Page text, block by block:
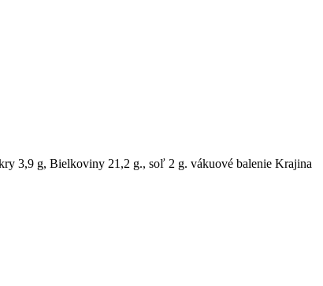
3,9 g, Bielkoviny 21,2 g., soľ 2 g. vákuové balenie Krajina